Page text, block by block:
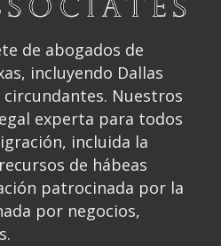
de abogados de
incluyendo Dallas
Nuestros
experta para todos
incluida la
de hábeas
patrocinada por la
por negocios,